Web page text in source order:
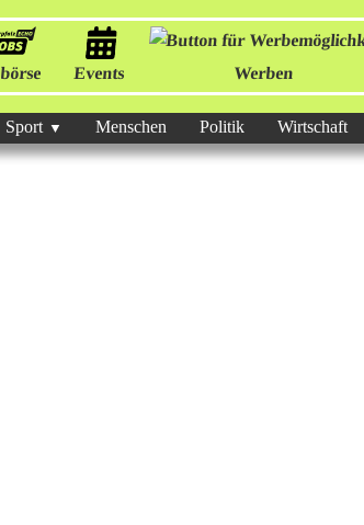
Events Werben
Sport Menschen Politik Wirtschaft